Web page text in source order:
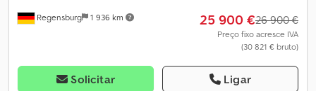
Regensburg 1 936 km 25 900 €26 900 €
Preço fixo acresce IVA
(30 821 € bruto)
Solicitar Ligar